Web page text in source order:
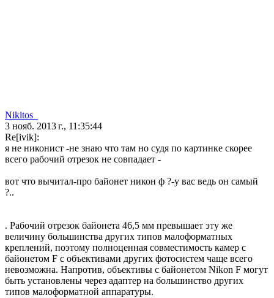
Nikitos_
3 нояб. 2013 г., 11:35:44
Re[ivik]:
я не никонист -не знаю что там но судя по картинке скорее
всего рабочий отрезок не совпадает -
вот что вычитал-про байонет никон ф ?-у вас ведь он самый
?..
. Рабочий отрезок байонета 46,5 мм превышает эту же
величину большинства других типов малоформатных
креплений, поэтому полноценная совместимость камер с
байонетом F с объективами других фотосистем чаще всего
невозможна. Напротив, объективы с байонетом Nikon F могут
быть установлены через адаптер на большинство других
типов малоформатной аппаратуры.